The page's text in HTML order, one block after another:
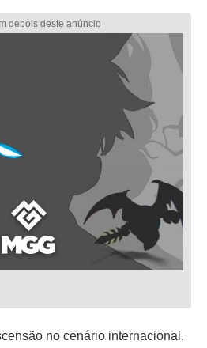
no cenário internacional,